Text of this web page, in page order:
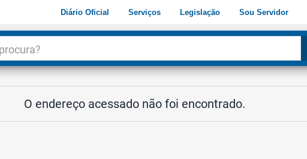
Diário Oficial Serviços Legislação Sou Servidor
O endereço acessado não foi encontrado.